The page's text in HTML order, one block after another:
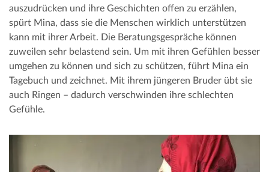
auszudrücken und ihre Geschichten offen zu erzählen,
spürt Mina, dass sie die Menschen wirklich unterstützen
kann mit ihrer Arbeit. Die Beratungsgespräche können
zuweilen sehr belastend sein. Um mit ihren Gefühlen besser
umgehen zu können und sich zu schützen, führt Mina ein
Tagebuch und zeichnet. Mit ihrem jüngeren Bruder übt sie
auch Ringen – dadurch verschwinden ihre schlechten
Gefühle.